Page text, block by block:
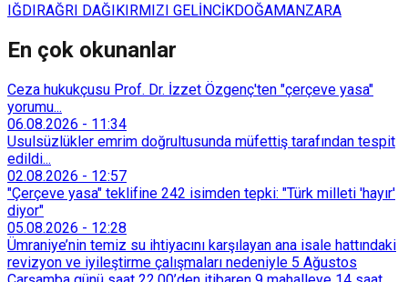
IĞDIRAĞRI DAĞIKIRMIZI GELİNCİKDOĞAMANZARA
En çok okunanlar
Ceza hukukçusu Prof. Dr. İzzet Özgenç'ten "çerçeve yasa"
yorumu...
06.08.2026 - 11:34
Usulsüzlükler emrim doğrultusunda müfettiş tarafından tespit
edildi...
02.08.2026 - 12:57
"Çerçeve yasa" teklifine 242 isimden tepki: "Türk milleti 'hayır'
diyor"
05.08.2026 - 12:28
Ümraniye’nin temiz su ihtiyacını karşılayan ana isale hattındaki
revizyon ve iyileştirme çalışmaları nedeniyle 5 Ağustos